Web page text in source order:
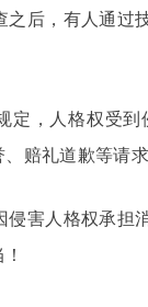
之后，有人通过
定，人格权受
赔礼道歉等请
侵害人格权承担